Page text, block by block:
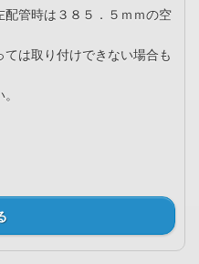
管時は３８５．５ｍｍの空
は取り付けできない場合も